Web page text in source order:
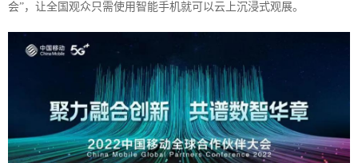
会”，让全国观众只需使用智能手机就可以云上沉浸式观展。